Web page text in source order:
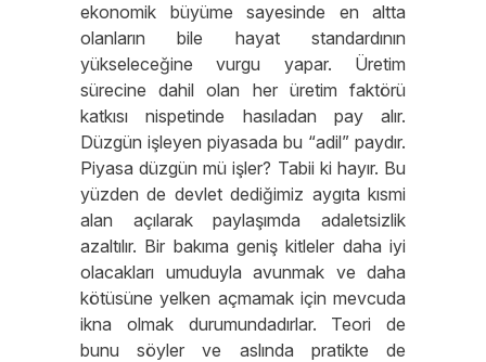
ekonomik büyüme sayesinde en altta
olanların bile hayat standardının
yükseleceğine vurgu yapar. Üretim
sürecine dahil olan her üretim faktörü
katkısı nispetinde hasıladan pay alır.
Düzgün işleyen piyasada bu “adil” paydır.
Piyasa düzgün mü işler? Tabii ki hayır. Bu
yüzden de devlet dediğimiz aygıta kısmi
alan açılarak paylaşımda adaletsizlik
azaltılır. Bir bakıma geniş kitleler daha iyi
olacakları umuduyla avunmak ve daha
kötüsüne yelken açmamak için mevcuda
ikna olmak durumundadırlar. Teori de
bunu söyler ve aslında pratikte de